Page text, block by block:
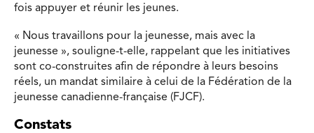
fois appuyer et réunir les jeunes.
« Nous travaillons pour la jeunesse, mais avec la
jeunesse », souligne-t-elle, rappelant que les initiatives
sont co-construites afin de répondre à leurs besoins
réels, un mandat similaire à celui de la Fédération de la
jeunesse canadienne-française (FJCF).
Constats